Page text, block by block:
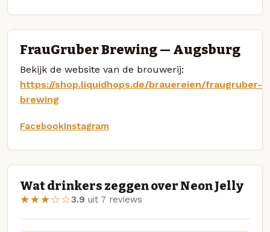
FrauGruber Brewing — Augsburg
Bekijk de website van de brouwerij:
https://shop.liquidhops.de/brauereien/fraugruber-
brewing
FacebookInstagram
Wat drinkers zeggen over Neon Jelly
★★★☆☆3.9 uit 7 reviews